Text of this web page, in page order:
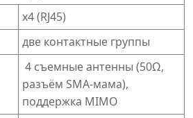
х4 (RJ45)
две контактные группы
4 съемные антенны (50Ω,
разъём SMA-мама),
поддержка MIMO